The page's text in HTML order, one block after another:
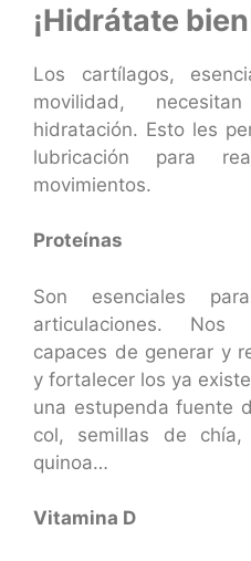
¡Hidrátate
Los cartílagos,
movilidad,
hidratación. Esto les
lubricación para
movimientos.
Proteínas
Son esenciales
articulaciones. Nos
capaces de generar y
y fortalecer los ya
una estupenda fuente
col, semillas de chía,
quinoa…
Vitamina D